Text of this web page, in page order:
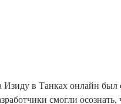
в Танках онлайн
смогли